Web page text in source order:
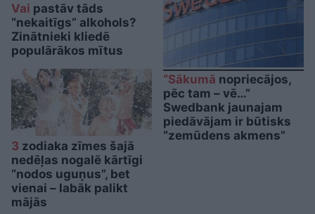
Vai pastāv tāds
“nekaitīgs” alkohols?
Zinātnieki kliedē
populārākos mītus
3 zodiaka zīmes šajā
nedēļas nogalē kārtīgi
“nodos uguņus”, bet
vienai – labāk palikt
mājās
“Sākumā nopriecājos,
pēc tam – vē…”
Swedbank jaunajam
piedāvājam ir būtisks
“zemūdens akmens”